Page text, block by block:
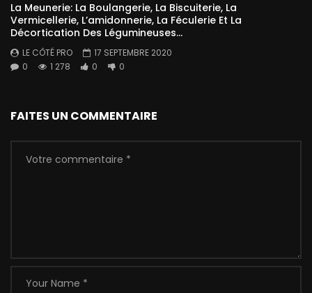
La Meunerie: La Boulangerie, La Biscuiterie, La
Vermicellerie, L’amidonnerie, La Féculerie Et La
Décortication Des Légumineuses…
LE CÔTÉ PRO
17 SEPTEMBRE 2020
0
1 278 0 0
FAITES UN COMMENTAIRE